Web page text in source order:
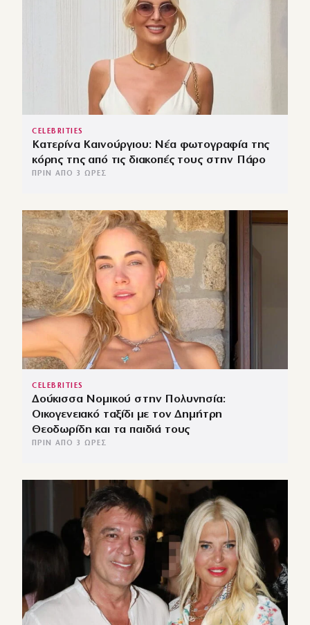
CELEBRITIES
Κατερίνα Καινούργιου: Νέα φωτογραφία της
κόρης της από τις διακοπές τους στην Πάρο
ΠΡΙΝ ΑΠΌ 3 ΏΡΕΣ
CELEBRITIES
Δούκισσα Νομικού στην Πολυνησία:
Οικογενειακό ταξίδι με τον Δημήτρη
Θεοδωρίδη και τα παιδιά τους
ΠΡΙΝ ΑΠΌ 3 ΏΡΕΣ